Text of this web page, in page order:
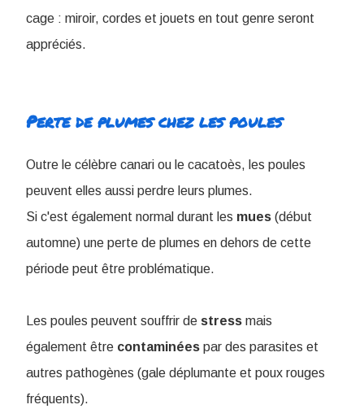
cage : miroir, cordes et jouets en tout genre seront
appréciés.
Perte de plumes chez les poules
Outre le célèbre canari ou le cacatoès, les poules
peuvent elles aussi perdre leurs plumes.
Si c'est également normal durant les mues (début
automne) une perte de plumes en dehors de cette
période peut être problématique.
Les poules peuvent souffrir de stress mais
également être contaminées par des parasites et
autres pathogènes (gale déplumante et poux rouges
fréquents).